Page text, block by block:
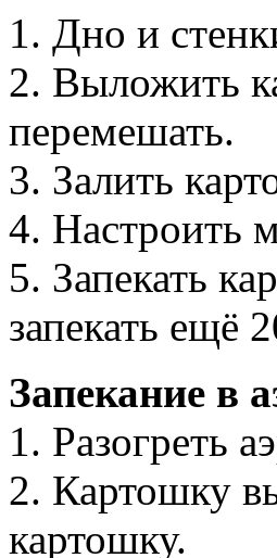
1. Дно и
2. Выложить
перемешать.
3. Залить
4. Настроить
5. Запекать
запекать ещё
Запекание в
1. Разогреть
2. Картошку
картошку.